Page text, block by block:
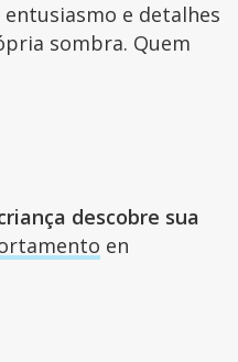
e detalhes
sombra. Quem
descobre sua
en